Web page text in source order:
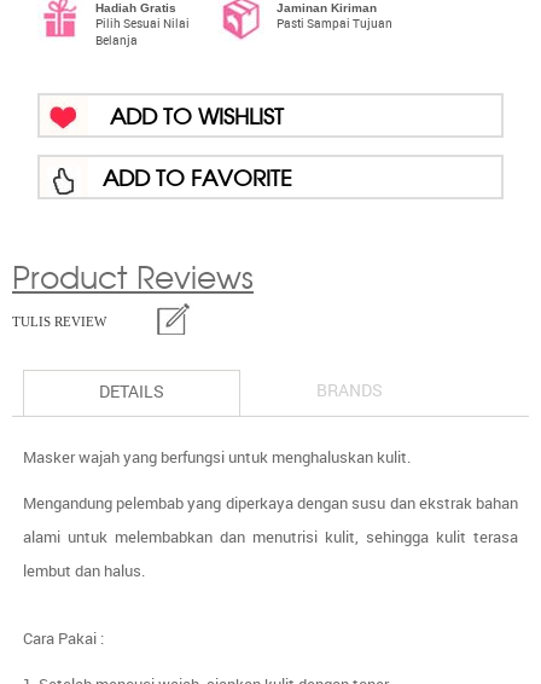
Hadiah Gratis
Pilih Sesuai Nilai
Belanja
Jaminan Kiriman
Pasti Sampai Tujuan
ADD TO WISHLIST
ADD TO FAVORITE
Product Reviews
TULIS REVIEW
DETAILS BRANDS
Masker wajah yang berfungsi untuk menghaluskan kulit.
Mengandung pelembab yang diperkaya dengan susu dan ekstrak bahan
alami untuk melembabkan dan menutrisi kulit, sehingga kulit terasa
lembut dan halus.
Cara Pakai :